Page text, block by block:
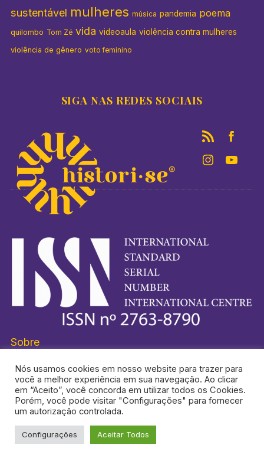
sustentável mulheres música pandemia poema
quilombo Tom Zé vida videoaula violência contra mulheres
violência de gênero voto feminino
SIGA NAS REDES SOCIAIS
Sobre
HISTORI-SE® É UMA MARCA REGISTRADA.
TOPO DA PÁGINA
Nós usamos cookies em nosso website para trazer para
você a melhor experiência em sua navegação. Ao clicar
em “Aceito”, você concorda em utilizar todos os Cookies.
Porém, você pode visitar "Configurações" para fornecer
um autorização controlada.
Configurações Aceitar Todos